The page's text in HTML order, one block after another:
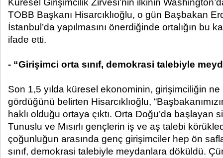
Küresel Girişimcilik Zirvesi’nin ilkinin
TOBB Başkanı Hisarcıklıoğlu, o gün Başbakan
İstanbul’da yapılmasını önerdiğinde ortalığın bu
ifade etti.
- “Girişimci orta sınıf, demokrasi talebiyle
Son 1,5 yılda küresel ekonominin, girişimciliğin
gördüğünü belirten Hisarcıklıoğlu,
haklı olduğu ortaya çıktı. Orta Doğu’da başlayan
Tunuslu ve Mısırlı gençlerin iş ve aş talebi
çoğunluğun arasında genç girişimciler hep ön
sınıf, demokrasi talebiyle meydanlara döküldü.